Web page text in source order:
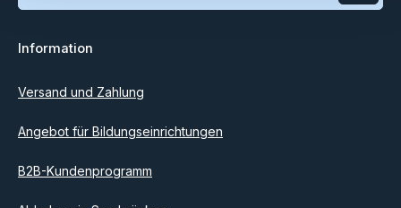
Ich habe dieDatenschutzbestimmungen
einverstanden.
Information
Versand und Zahlung
Angebot für Bildungseinrichtungen
B2B-Kundenprogramm